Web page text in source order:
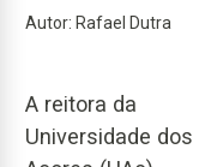
Autor: Rafael Dutra
A reitora da
Universidade dos